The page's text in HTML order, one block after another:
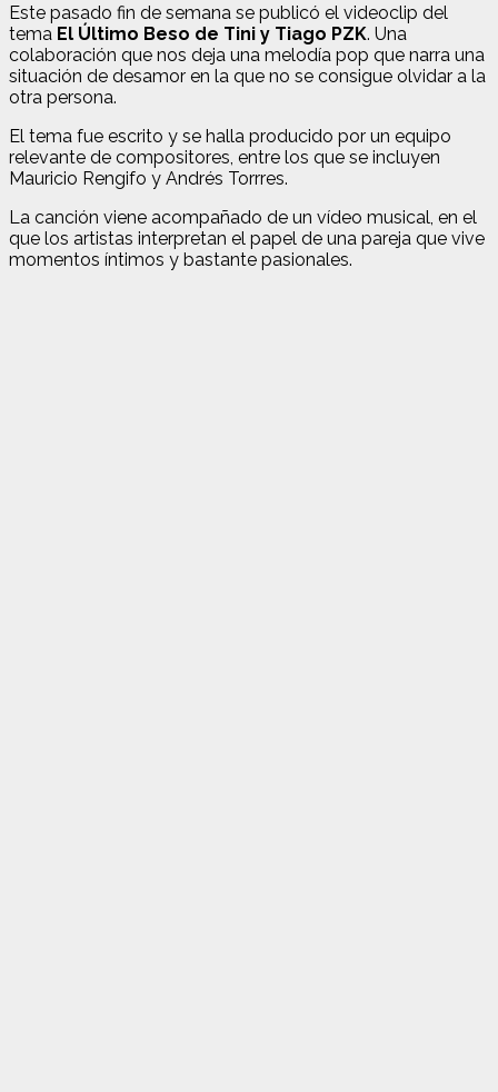
Este pasado fin de semana se publicó el videoclip del
tema El Último Beso de Tini y Tiago PZK. Una
colaboración que nos deja una melodía pop que narra una
situación de desamor en la que no se consigue olvidar a la
otra persona.
El tema fue escrito y se halla producido por un equipo
relevante de compositores, entre los que se incluyen
Mauricio Rengifo y Andrés Torrres.
La canción viene acompañado de un vídeo musical, en el
que los artistas interpretan el papel de una pareja que vive
momentos íntimos y bastante pasionales.